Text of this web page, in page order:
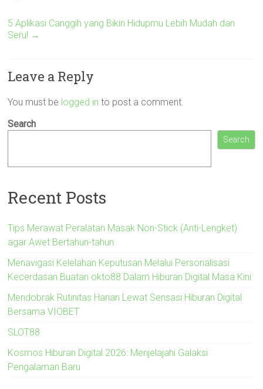
5 Aplikasi Canggih yang Bikin Hidupmu Lebih Mudah dan
Seru! →
Leave a Reply
You must be logged in to post a comment.
Search
Search
Recent Posts
Tips Merawat Peralatan Masak Non-Stick (Anti-Lengket)
agar Awet Bertahun-tahun
Menavigasi Kelelahan Keputusan Melalui Personalisasi
Kecerdasan Buatan okto88 Dalam Hiburan Digital Masa Kini
Mendobrak Rutinitas Harian Lewat Sensasi Hiburan Digital
Bersama VIOBET
SLOT88
Kosmos Hiburan Digital 2026: Menjelajahi Galaksi
Pengalaman Baru